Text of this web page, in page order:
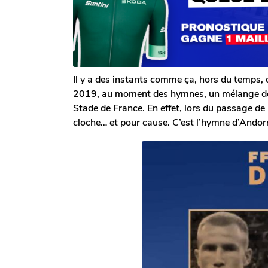
s
a
g
o
o
i
n
e
D
e
c
l
e
r
c
o
Il y a des instants comme ça, hors du
2019, au moment des hymnes, un mélange
Stade de France. En effet, lors du passage
cloche… et pour cause. C’est l’hymne